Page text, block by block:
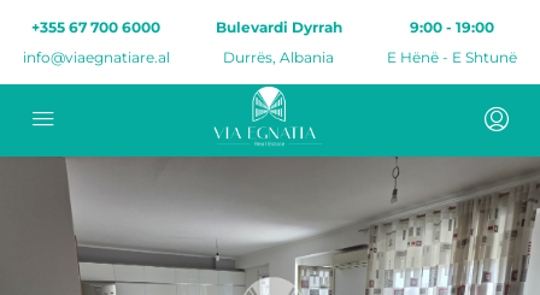
+355 67 700 6000
info@viaegnatiare.al
Bulevardi Dyrrah
Durrës, Albania
9:00 - 19:00
E Hënë - E Shtunë